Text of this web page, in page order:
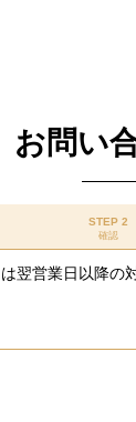
お問い
STEP 2
確認
営業日以降の